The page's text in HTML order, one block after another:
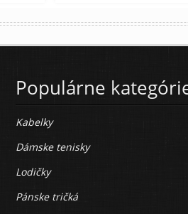
Populárne
Kabelky
Dámske tenisky
Lodičky
Pánske tričká